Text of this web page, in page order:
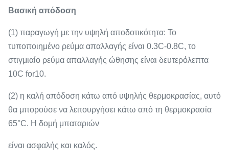
Βασική απόδοση
(1) παραγωγή με την υψηλή αποδοτικότητα: Το
τυποποιημένο ρεύμα απαλλαγής είναι 0.3C-0.8C, το
στιγμιαίο ρεύμα απαλλαγής ώθησης είναι δευτερόλεπτα
10C for10.
(2) η καλή απόδοση κάτω από υψηλής θερμοκρασίας, αυτό
θα μπορούσε να λειτουργήσει κάτω από τη θερμοκρασία
65°C. Η δομή μπαταριών
είναι ασφαλής και καλός.